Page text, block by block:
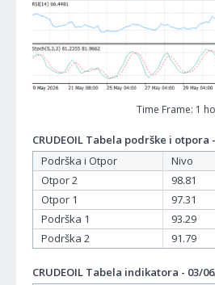
Time Frame: 1
CRUDEOIL Tabela podrške i otpora
Podrška i Otpor
Nivo
Otpor 2
98.81
Otpor 1
97.31
Podrška 1
93.29
Podrška 2
91.79
CRUDEOIL Tabela indikatora - 03/